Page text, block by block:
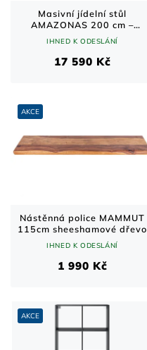
Masivní jídelní stůl
AMAZONAS 200 cm –
akátové dřevo/kov, X-nohy
IHNED K ODESLÁNÍ
17 590 Kč
AKCE
Nástěnná police MAMMUT
115cm sheeshamové dřevo
IHNED K ODESLÁNÍ
1 990 Kč
AKCE